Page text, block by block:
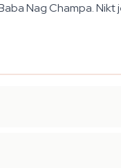
Nag Champa. Nikt